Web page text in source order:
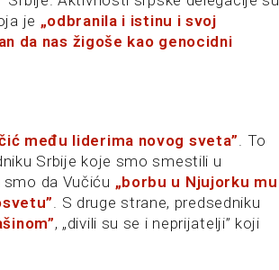
je „odbranila i istinu i svoj
da nas žigoše kao genocidni
među liderima novog sveta”. To
Srbije koje smo smestili u
da Vučiću „borbu u Njujorku mu
. S druge strane, predsedniku
, „divili su se i neprijatelji” koji